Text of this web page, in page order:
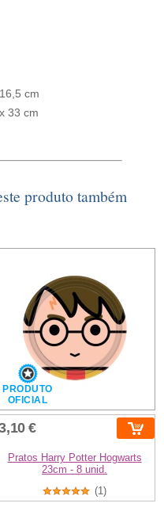
cm
33 cm
produto também
PRODUTO
OFICIAL
€
Pratos Harry Potter Hogwarts
23cm - 8 unid.
(1)